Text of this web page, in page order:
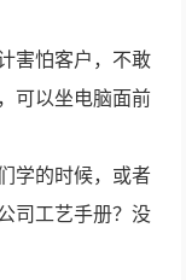
害怕客户，不敢
可以坐电脑面前
学的时候，或者
司工艺手册？没